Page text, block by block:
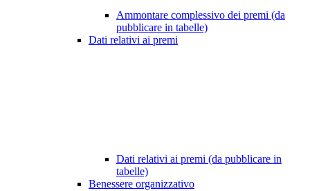
Ammontare complessivo dei premi (da
pubblicare in tabelle)
Dati relativi ai premi
Dati relativi ai premi (da pubblicare in
tabelle)
Benessere organizzativo